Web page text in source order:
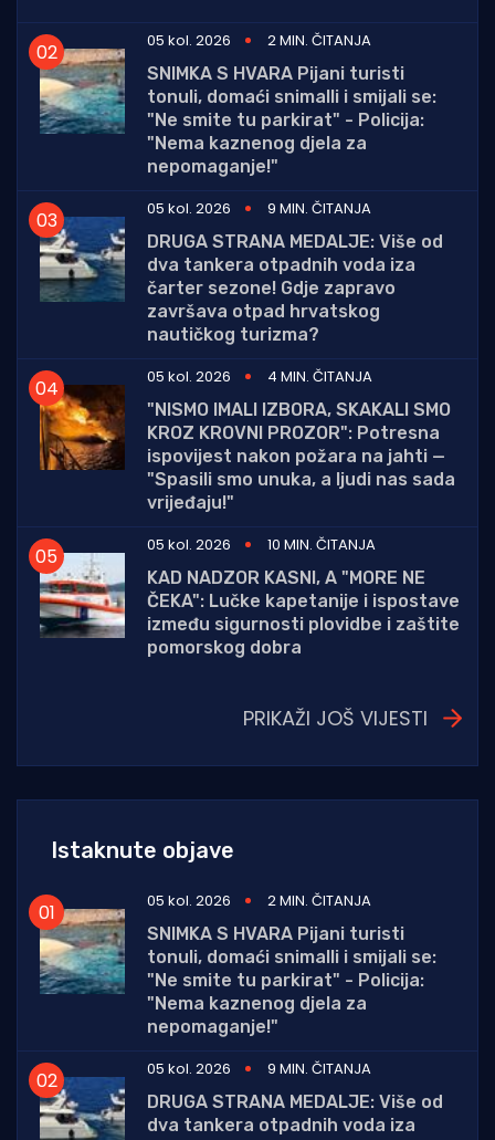
05 kol. 2026
2 MIN. ČITANJA
SNIMKA S HVARA Pijani turisti
tonuli, domaći snimalli i smijali se:
"Ne smite tu parkirat" - Policija:
"Nema kaznenog djela za
nepomaganje!"
05 kol. 2026
9 MIN. ČITANJA
DRUGA STRANA MEDALJE: Više od
dva tankera otpadnih voda iza
čarter sezone! Gdje zapravo
završava otpad hrvatskog
nautičkog turizma?
05 kol. 2026
4 MIN. ČITANJA
"NISMO IMALI IZBORA, SKAKALI SMO
KROZ KROVNI PROZOR": Potresna
ispovijest nakon požara na jahti —
"Spasili smo unuka, a ljudi nas sada
vrijeđaju!"
05 kol. 2026
10 MIN. ČITANJA
KAD NADZOR KASNI, A "MORE NE
ČEKA": Lučke kapetanije i ispostave
između sigurnosti plovidbe i zaštite
pomorskog dobra
PRIKAŽI JOŠ VIJESTI
Istaknute objave
05 kol. 2026
2 MIN. ČITANJA
SNIMKA S HVARA Pijani turisti
tonuli, domaći snimalli i smijali se:
"Ne smite tu parkirat" - Policija:
"Nema kaznenog djela za
nepomaganje!"
05 kol. 2026
9 MIN. ČITANJA
DRUGA STRANA MEDALJE: Više od
dva tankera otpadnih voda iza